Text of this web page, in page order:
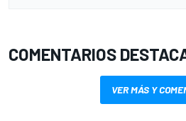
COMENTARIOS
VER MÁS Y